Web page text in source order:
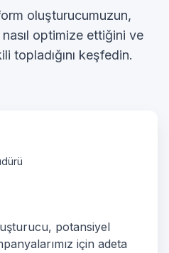
oluşturucumuzun,
nasıl optimize ettiğini ve
topladığını keşfedin.
potansiyel
için adeta